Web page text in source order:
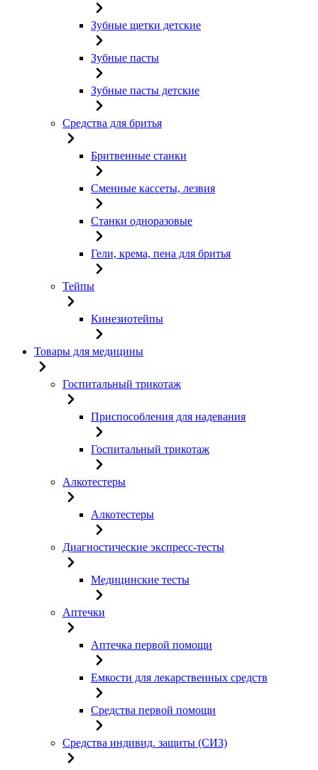
Зубные щетки детские
Зубные пасты
Зубные пасты детские
Средства для бритья
Бритвенные станки
Сменные кассеты, лезвия
Станки одноразовые
Гели, крема, пена для бритья
Тейпы
Кинезиотейпы
Товары для медицины
Госпитальный трикотаж
Приспособления для надевания
Госпитальный трикотаж
Алкотестеры
Алкотестеры
Диагностические экспресс-тесты
Медицинские тесты
Аптечки
Аптечка первой помощи
Емкости для лекарственных средств
Средства первой помощи
Средства индивид. защиты (СИЗ)